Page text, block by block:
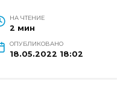
НА ЧТЕНИЕ
2 мин
ОПУБЛИКОВАНО
18.05.2022 18:02